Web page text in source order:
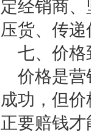
定经销商
压货、传
七、价格
价格是营
成功，但
正要赔钱